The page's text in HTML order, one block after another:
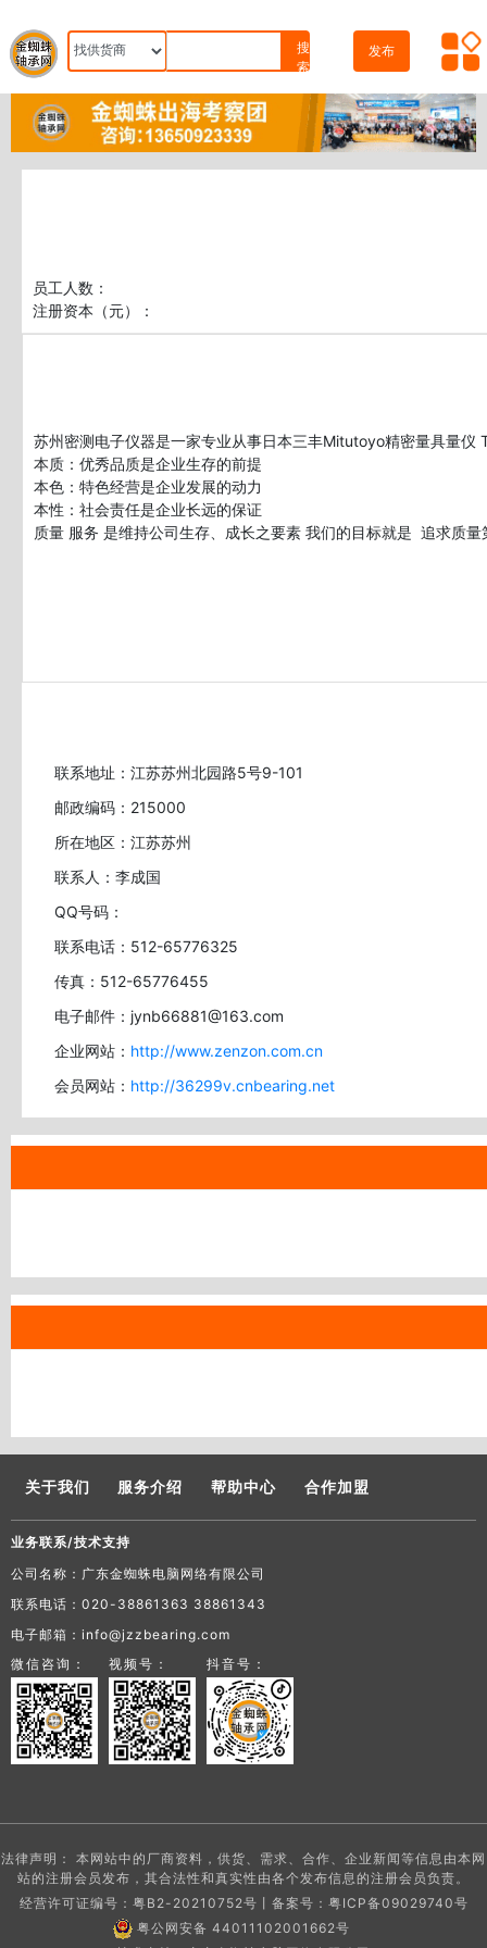
搜
索
发布
员工人数：
苏州密测电子仪器是一家专业从事日本三丰Mitutoyo精密量具量仪
本质：优秀品质是企业生存的前提
本色：特色经营是企业发展的动力
本性：社会责任是企业长远的保证
联系地址：江苏苏州北园路5号9-101
邮政编码：215000
所在地区：江苏苏州
联系人：李成国
QQ号码：
联系电话：512-65776325
传真：512-65776455
电子邮件：jynb66881@163.com
企业网站： http://www.zenzon.com.cn
会员网站： http://36299v.cnbearing.net
关于我们 服务介绍 帮助中心 合作加盟
业务联系/技术支持
公司名称：广东金蜘蛛电脑网络有限公司
联系电话：020-38861363 38861343
电子邮箱：info@jzzbearing.com
微信咨询：
视频号： 抖音号：
法律声明： 本网站中的厂商资料，供货、需求、合作、企业新闻等信息由本网
站的注册会员发布，其合法性和真实性由各个发布信息的注册会员负责。
经营许可证编号：粤B2-20210752号丨备案号： 粤ICP备09029740号
粤公网安备 44011102001662号